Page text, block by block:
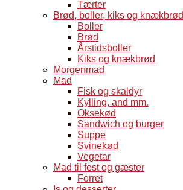
Tærter
Brød, boller, kiks og knækbrød
Boller
Brød
Årstidsboller
Kiks og knækbrød
Morgenmad
Mad
Fisk og skaldyr
Kylling, and mm.
Oksekød
Sandwich og burger
Suppe
Svinekød
Vegetar
Mad til fest og gæster
Forret